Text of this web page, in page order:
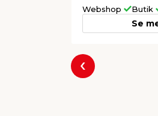
Webshop Butik
Se
Forrige